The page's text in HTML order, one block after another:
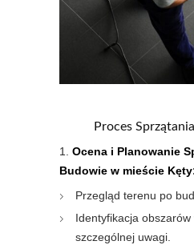
Proces
Ocena i Planowanie
Budowie w mieście
Przegląd terenu po
Identyfikacja
szczególnej uwagi.